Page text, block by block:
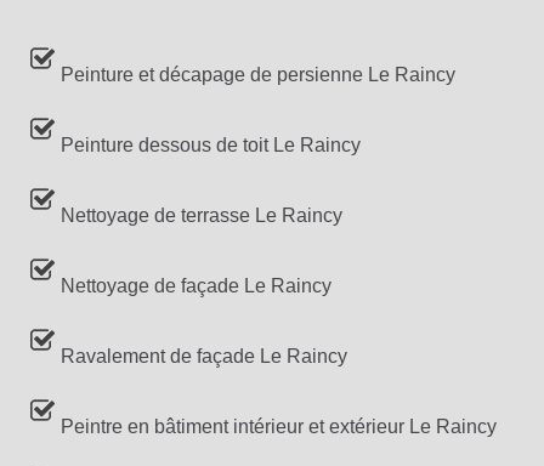
Peinture et décapage de persienne Le Raincy
Peinture dessous de toit Le Raincy
Nettoyage de terrasse Le Raincy
Nettoyage de façade Le Raincy
Ravalement de façade Le Raincy
Peintre en bâtiment intérieur et extérieur Le Raincy